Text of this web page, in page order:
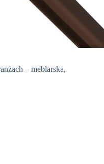
– meblarska,